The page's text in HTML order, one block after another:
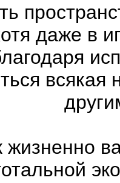
даже в
всякая
жизненно